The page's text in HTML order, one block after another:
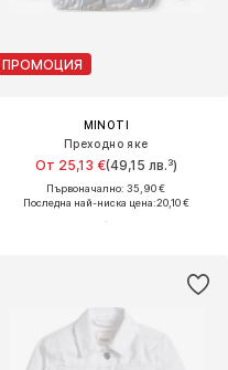
ПРОМОЦИЯ
MINOTI
Преходно яке
От 25,13 €(49,15 лв.³)
Първоначално: 35,90 €
Последна най-ниска цена:20,10 €